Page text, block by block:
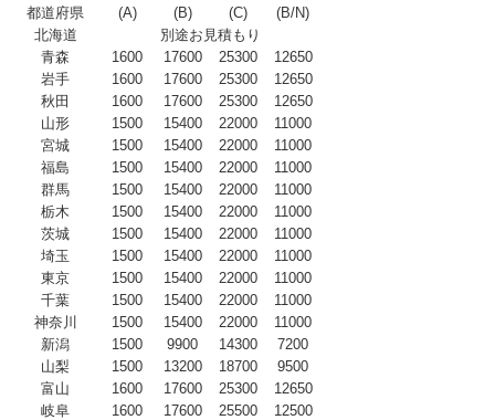
都道府県
(A) (B) (C)
(B/N)
北海道
別途お見積もり
青森
1600 17600 25300
12650
岩手
1600 17600 25300
12650
秋田
1600 17600 25300
12650
山形
1500 15400 22000
11000
宮城
1500 15400 22000
11000
福島
1500 15400 22000
11000
群馬
1500 15400 22000
11000
栃木
1500 15400 22000
11000
茨城
1500 15400 22000
11000
埼玉
1500 15400 22000
11000
東京
1500 15400 22000
11000
千葉
1500 15400 22000
11000
神奈川
1500 15400 22000
11000
新潟
1500 9900 14300
7200
山梨
1500 13200 18700
9500
富山
1600 17600 25300
12650
岐阜
1600 17600 25500
12500